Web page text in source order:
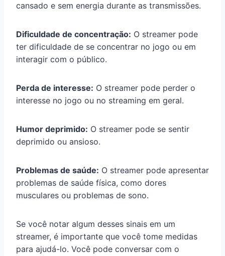
cansado e sem energia durante as transmissões.
Dificuldade de concentração: O streamer pode
ter dificuldade de se concentrar no jogo ou em
interagir com o público.
Perda de interesse: O streamer pode perder o
interesse no jogo ou no streaming em geral.
Humor deprimido: O streamer pode se sentir
deprimido ou ansioso.
Problemas de saúde: O streamer pode apresentar
problemas de saúde física, como dores
musculares ou problemas de sono.
Se você notar algum desses sinais em um
streamer, é importante que você tome medidas
para ajudá-lo. Você pode conversar com o